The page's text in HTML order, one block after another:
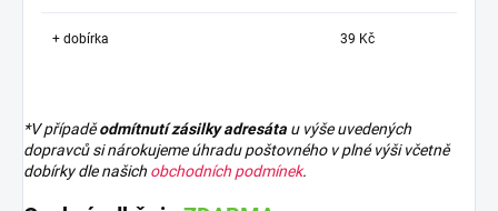
+ dobírka 39 Kč
*V případěodmítnutí zásilky adresáta u výše uvedených
dopravců si nárokujeme úhradu poštovného v plné výši včetně
dobírky dle našich obchodních podmínek.